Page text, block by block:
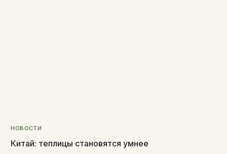
НОВОСТИ
Китай: теплицы становятся умнее